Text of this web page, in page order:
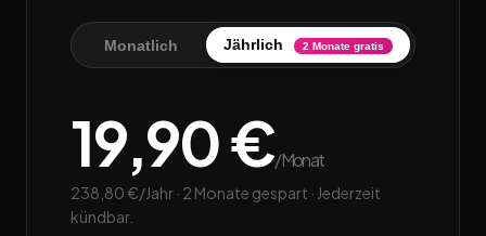
Monatlich Jährlich 2 Monate gratis
19,90 €/Monat
238,80 €/Jahr · 2 Monate gespart · Jederzeit
kündbar.